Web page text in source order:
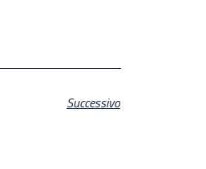
Successivo